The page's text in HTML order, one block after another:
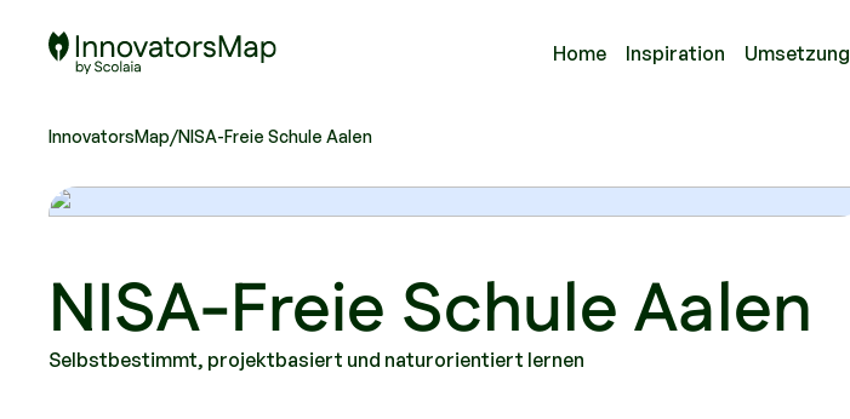
Home Inspiration Umsetzung
InnovatorsMap/NISA-Freie Schule Aalen
NISA-Freie Schule Aalen
Selbstbestimmt, projektbasiert und naturorientiert lernen